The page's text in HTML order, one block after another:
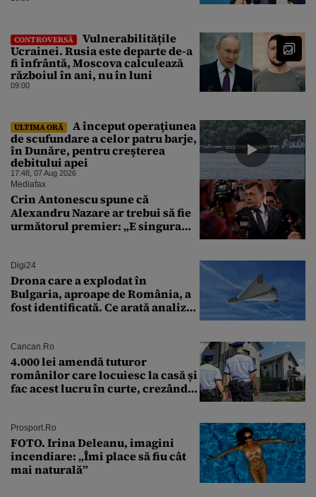
CONTROVERSĂ
Vulnerabilitățile
Ucrainei. Rusia este departe de-a
fi înfrântă, Moscova calculează
războiul în ani, nu în luni
09:00
ULTIMA ORĂ
A început operaţiunea
de scufundare a celor patru barje,
în Dunăre, pentru creşterea
debitului apei
17:48, 07 Aug 2026
Mediafax
Crin Antonescu spune că
Alexandru Nazare ar trebui să fie
următorul premier: „E singura
Digi24
Drona care a explodat în
Bulgaria, aproape de România, a
fost identificată. Ce arată analiza
Cancan.ro
4.000 lei amendă tuturor
românilor care locuiesc la casă și
fac acest lucru în curte, crezând
Prosport.ro
FOTO. Irina Deleanu, imagini
incendiare: „Îmi place să fiu cât
mai naturală”